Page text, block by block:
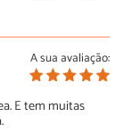
A sua avaliação:
E tem muitas